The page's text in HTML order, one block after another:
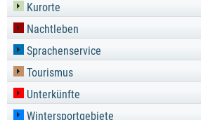
Kurorte
Nachtleben
Sprachenservice
Tourismus
Unterkünfte
Wintersportgebiete